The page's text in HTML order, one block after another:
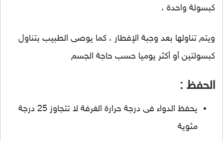
كبسولة واحدة ،
ويتم تناولها بعد وجبة الإفطار ، كما يوصى الطبيب بتناول
كبسولتين أو أكثر يوميا حسب حاجة الجسم
الحفظ :
يحفظ الدواء فى درجة حرارة الغرفة لا تتجاوز 25 درجة
مئوية